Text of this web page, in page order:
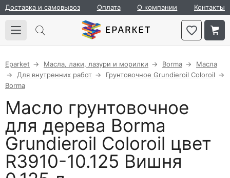
Доставка и самовывоз Оплата О компании Контакты
Eparket Масла, лаки, лазури и морилки Borma
Масла
Для внутренних работ
Грунтовочное Grundieroil Coloroil
Borma
Масло грунтовочное
для дерева Borma
Grundieroil Coloroil цвет
R3910-10.125 Вишня